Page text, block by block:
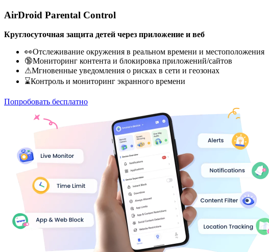
AirDroid Parental Control
Круглосуточная защита детей через приложение и веб
👀Отслеживание окружения в реальном времени и местоположения
🔞Мониторинг контента и блокировка приложений/сайтов
⚠Мгновенные уведомления о рисках в сети и геозонах
⌛Контроль и мониторинг экранного времени
Попробовать бесплатно